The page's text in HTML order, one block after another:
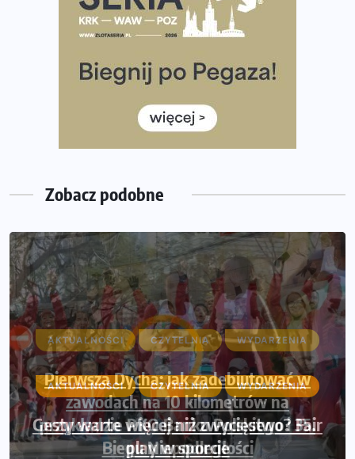
European Marathon Classics – jak zweryfikować swój
listach startowych są jeszcze wolne miejsca
Jaki smartwatch dla biegaczy, którzy chcą też przy
okazji trenować pod HYROX?
Jak zaplanować domowe cardio bez przepełniania
Zobacz podobne
AKTUALNOŚCI CZYTELNIA WYDARZENIA
Pierwsza Dycha: jak zadebiutować w
zawodach na 10 kilometrów na
przykładzie PKO Banku Polskiego i 35.
Biegu Niepodległości